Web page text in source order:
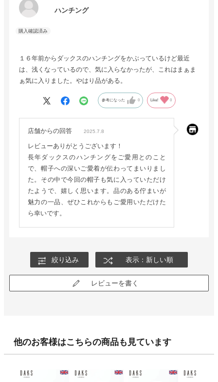
ハンチング
１６年前からダックスのハンチングをかぶっているけど最近
は、浅くなっているので、気に入らなかったが、これはまぁま
ぁ気に入りました。やはり品がある。
参考になった 0 Like! 0
店舗からの回答 2025.7.8
レビューありがとうございます！
長年ダックスのハンチングをご愛用とのこと
で、帽子への深いご愛着が伝わってまいりまし
た。その中で今回の帽子も気に入っていただけ
たようで、嬉しく思います。品のある佇まいが
魅力の一品、ぜひこれからもご愛用いただけた
ら幸いです。
絞り込み 表示：新しい順
レビューを書く
他のお客様はこちらの商品も見ています